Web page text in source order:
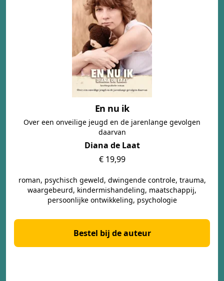
En nu ik
Over een onveilige jeugd en de jarenlange gevolgen
daarvan
Diana de Laat
€ 19,99
roman, psychisch geweld, dwingende controle, trauma,
waargebeurd, kindermishandeling, maatschappij,
persoonlijke ontwikkeling, psychologie
Bestel bij de auteur